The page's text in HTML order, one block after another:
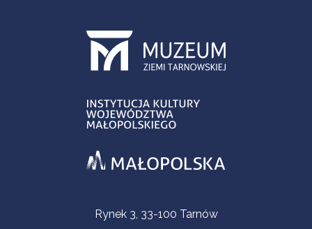
Informacje kontaktoweRynek 3, 33-100 Tarnów